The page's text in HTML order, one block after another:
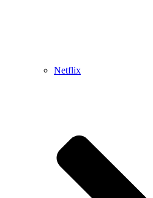
Netflix